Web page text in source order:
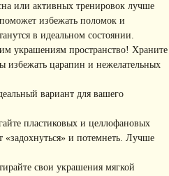
или активных тренировок лучше
избежать поломок и
в идеальном состоянии.
украшениям пространство! Храните
избежать царапин и нежелательных
вариант для вашего
пластиковых и целлофановых
и потемнеть. Лучше
свои украшения мягкой
с